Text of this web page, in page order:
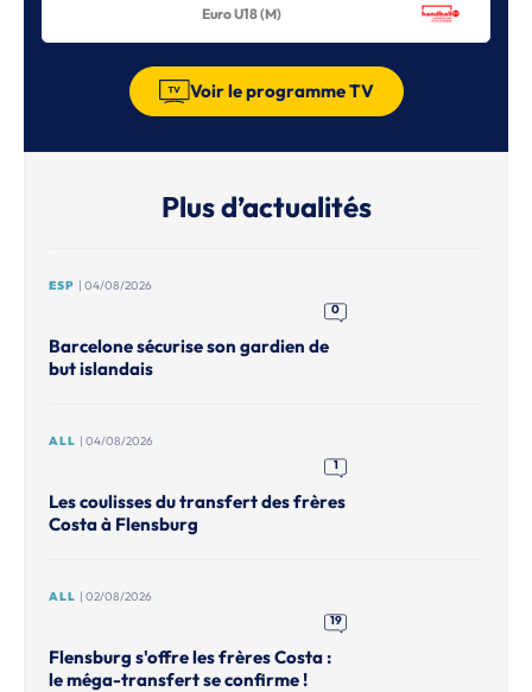
Euro U18 (M)
Voir le programme TV
Plus d’actualités
ESP | 04/08/2026
0
Barcelone sécurise son gardien de
but islandais
ALL | 04/08/2026
1
Les coulisses du transfert des frères
Costa à Flensburg
ALL | 02/08/2026
19
Flensburg s'offre les frères Costa :
le méga-transfert se confirme !